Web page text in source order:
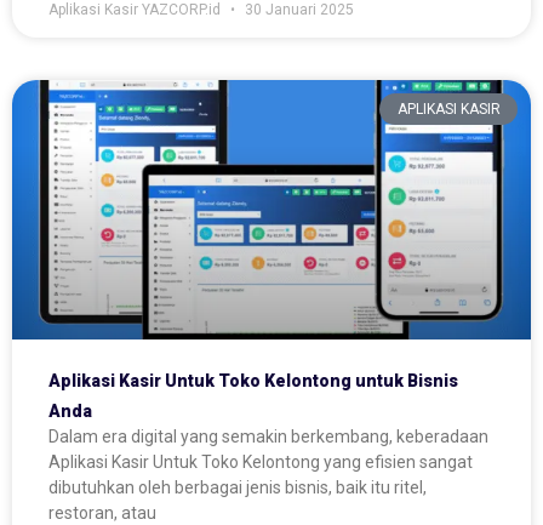
Aplikasi Kasir YAZCORP.id 30 Januari 2025
APLIKASI KASIR
Aplikasi Kasir Untuk Toko Kelontong untuk Bisnis
Anda
Dalam era digital yang semakin berkembang, keberadaan
Aplikasi Kasir Untuk Toko Kelontong yang efisien sangat
dibutuhkan oleh berbagai jenis bisnis, baik itu ritel,
restoran, atau